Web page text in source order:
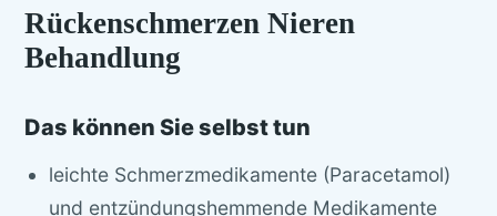
Rückenschmerzen Nieren
Behandlung
Das können Sie selbst tun
leichte Schmerzmedikamente (Paracetamol)
und entzündungshemmende Medikamente